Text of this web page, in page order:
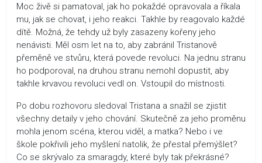
Moc živě si pamatoval, jak ho pokaždé opravovala a říkala
mu, jak se chovat, i jeho reakci. Takhle by reagovalo každé
dítě. Možná, že tehdy už byly zasazeny kořeny jeho
nenávisti. Měl osm let na to, aby zabránil Tristanově
přeměně ve stvůru, která povede revoluci. Na jednu stranu
ho podporoval, na druhou stranu nemohl dopustit, aby
takhle krvavou revoluci vedl on. Vstoupil do místnosti.
Po dobu rozhovoru sledoval Tristana a snažil se zjistit
všechny detaily v jeho chování. Skutečně za jeho proměnu
mohla jenom scéna, kterou viděl, a matka? Nebo i ve
škole pokřivili jeho myšlení natolik, že přestal přemýšlet?
Co se skrývalo za smaragdy, které byly tak překrásné?